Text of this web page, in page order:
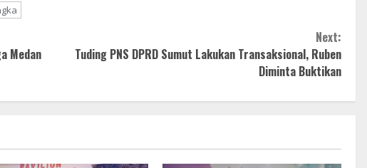
Medan
Next:
Tuding PNS DPRD Sumut Lakukan Transaksional, Ruben
Diminta Buktikan